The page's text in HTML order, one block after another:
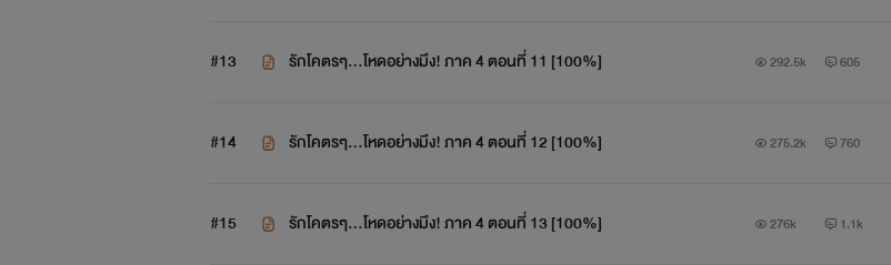
#13 รักโคตรๆ...โหดอย่างมึง! ภาค 4 ตอนที่ 11 [100%] 292.5k 605
#14 รักโคตรๆ...โหดอย่างมึง! ภาค 4 ตอนที่ 12 [100%] 275.2k 760
#15 รักโคตรๆ...โหดอย่างมึง! ภาค 4 ตอนที่ 13 [100%] 276k 1.1k